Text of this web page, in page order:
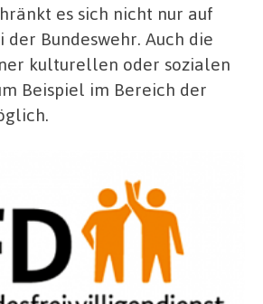
es sich nicht nur auf
der Bundeswehr. Auch die
kulturellen oder sozialen
Beispiel im Bereich der